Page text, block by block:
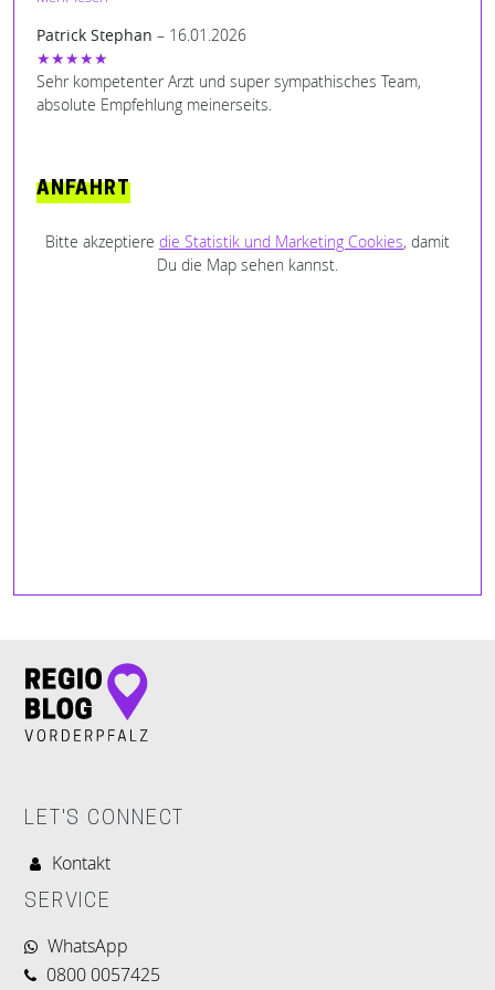
Patrick Stephan – 16.01.2026
★★★★★
Sehr kompetenter Arzt und super sympathisches Team,
absolute Empfehlung meinerseits.
ANFAHRT
Bitte akzeptiere die Statistik und Marketing Cookies, damit
Du die Map sehen kannst.
LET'S CONNECT
Kontakt
SERVICE
WhatsApp
0800 0057425